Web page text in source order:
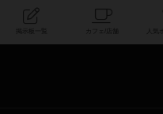
コミュニティ